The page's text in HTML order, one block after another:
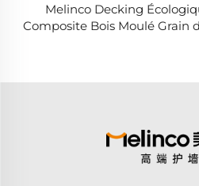
Melinco Decking
Composite Bois Moulé Grain